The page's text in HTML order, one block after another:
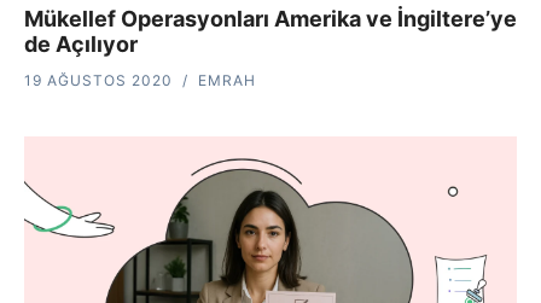
Mükellef Operasyonları Amerika ve İngiltere’ye
de Açılıyor
19 AĞUSTOS 2020 EMRAH